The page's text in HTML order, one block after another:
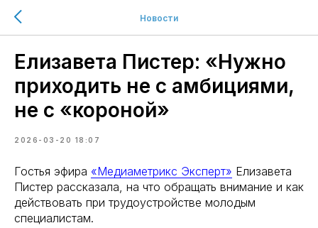
Новости
Елизавета Пистер: «Нужно
приходить не с амбициями,
не с «короной»
2026-03-20 18:07
Гостья эфира «Медиаметрикс Эксперт» Елизавета
Пистер рассказала, на что обращать внимание и как
действовать при трудоустройстве молодым
специалистам.